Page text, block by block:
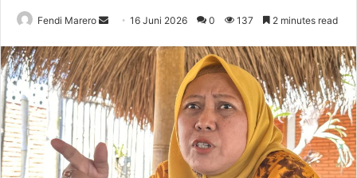
Fendi Marero
Send
email
16 Juni 2026 0 137 2 minutes read